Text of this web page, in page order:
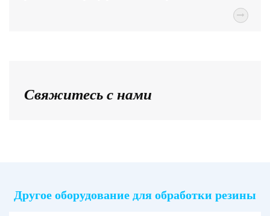
Свяжитесь с нами
Другое оборудование для обработки резины